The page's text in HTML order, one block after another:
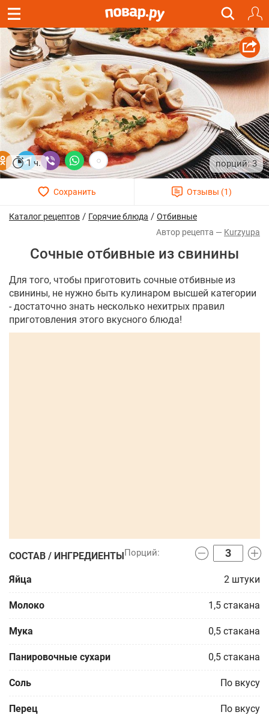
1 ч. 3
Каталог рецептов / Горячие блюда / Отбивные
Kurzyupa
Сочные отбивные из свинины
Для того, чтобы приготовить сочные отбивные из
свинины, не нужно быть кулинаром высшей категории
- достаточно знать несколько нехитрых правил
приготовления этого вкусного блюда!
СОСТАВ / ИНГРЕДИЕНТЫ
Яйца 2 штуки
Молоко 1,5 стакана
Мука 0,5 стакана
Панировочные сухари 0,5 стакана
Соль По вкусу
Перец По вкусу